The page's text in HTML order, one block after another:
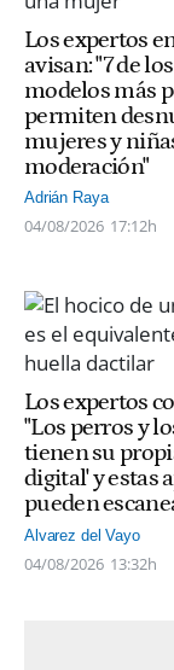
Los expertos
avisan: "7 de
modelos más
permiten
mujeres y
moderación"
Adrián Raya
04/08/2026 17:12h
Los expertos
"Los perros y
tienen su
digital' y estas
pueden
Alvarez del Vayo
04/08/2026 13:32h